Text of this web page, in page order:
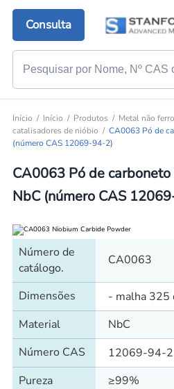
Consulta
Início Início Produtos Metal não
catalisadores de nióbio
CA0063 Pó de
(número CAS 12069-94-2)
CA0063 Pó de
NbC (número CAS
Número de
catálogo.
CA0063
Dimensões
- malha 325
Material
NbC
Número CAS
12069-94-2
Pureza
≥99%